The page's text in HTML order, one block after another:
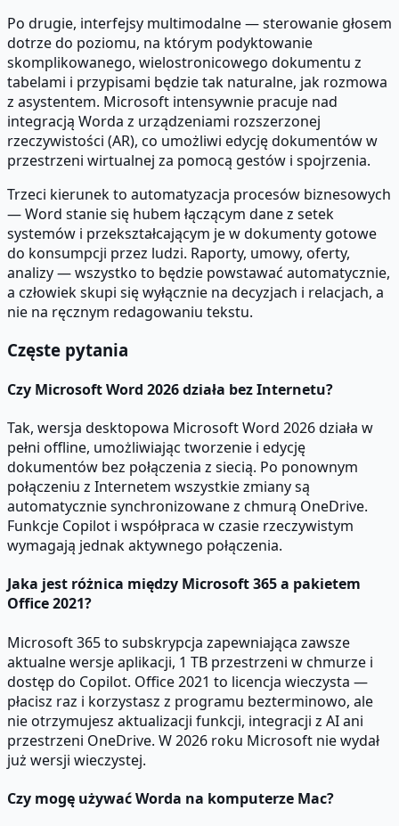
Po drugie, interfejsy multimodalne — sterowanie głosem
dotrze do poziomu, na którym podyktowanie
skomplikowanego, wielostronicowego dokumentu z
tabelami i przypisami będzie tak naturalne, jak rozmowa
z asystentem. Microsoft intensywnie pracuje nad
integracją Worda z urządzeniami rozszerzonej
rzeczywistości (AR), co umożliwi edycję dokumentów w
przestrzeni wirtualnej za pomocą gestów i spojrzenia.
Trzeci kierunek to automatyzacja procesów biznesowych
— Word stanie się hubem łączącym dane z setek
systemów i przekształcającym je w dokumenty gotowe
do konsumpcji przez ludzi. Raporty, umowy, oferty,
analizy — wszystko to będzie powstawać automatycznie,
a człowiek skupi się wyłącznie na decyzjach i relacjach, a
nie na ręcznym redagowaniu tekstu.
Częste pytania
Czy Microsoft Word 2026 działa bez Internetu?
Tak, wersja desktopowa Microsoft Word 2026 działa w
pełni offline, umożliwiając tworzenie i edycję
dokumentów bez połączenia z siecią. Po ponownym
połączeniu z Internetem wszystkie zmiany są
automatycznie synchronizowane z chmurą OneDrive.
Funkcje Copilot i współpraca w czasie rzeczywistym
wymagają jednak aktywnego połączenia.
Jaka jest różnica między Microsoft 365 a pakietem
Office 2021?
Microsoft 365 to subskrypcja zapewniająca zawsze
aktualne wersje aplikacji, 1 TB przestrzeni w chmurze i
dostęp do Copilot. Office 2021 to licencja wieczysta —
płacisz raz i korzystasz z programu bezterminowo, ale
nie otrzymujesz aktualizacji funkcji, integracji z AI ani
przestrzeni OneDrive. W 2026 roku Microsoft nie wydał
już wersji wieczystej.
Czy mogę używać Worda na komputerze Mac?